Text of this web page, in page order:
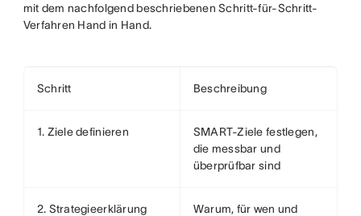
mit dem nachfolgend beschriebenen Schritt-für-Schritt-
Verfahren Hand in Hand.
Schritt Beschreibung
1. Ziele definieren
SMART-Ziele festlegen,
die messbar und
überprüfbar sind
2. Strategieerklärung
Warum, für wen und